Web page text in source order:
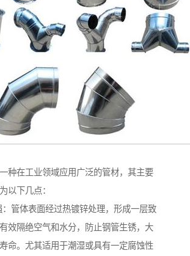
种在工业领域应用广泛的管材，其主要
以下几点：
管体表面经过热镀锌处理，形成一层致
效隔绝空气和水分，防止钢管生锈，大
命。尤其适用于潮湿或具有一定腐蚀性